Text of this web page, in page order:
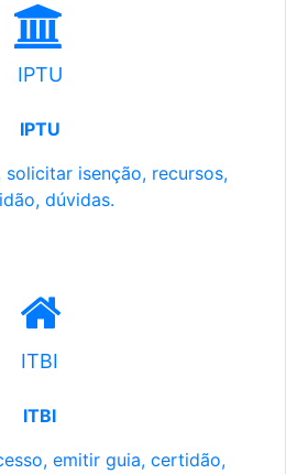
IPTU
IPTU
solicitar isenção, recursos,
dúvidas.
ITBI
ITBI
emitir guia, certidão,